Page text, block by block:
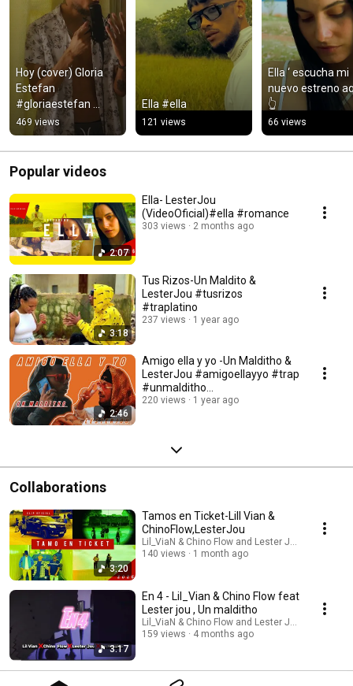
Hoy (cover) Gloria
Estefan
#gloriaestefan
#romance #musica
#love
469 views
Ella #ella
121 views
Ella ‘ escucha mi
nuevo estreno
👆
66 views
Popular videos
2:07
Ella- LesterJou
(VideoOficial)#ella #romance
303 views 2 months ago
3:18
Tus Rizos-Un Maldito &
LesterJou #tusrizos
#traplatino
237 views 1 year ago
2:46
Amigo ella y yo -Un Malditho &
LesterJou #amigoellayyo #trap
#unmalditho
#lesterjou@laclasse_
220 views 1 year ago
Collaborations
3:20
Tamos en Ticket-Lill Vian &
ChinoFlow,LesterJou
Lil_ViaN & Chino Flow and Lester Jou
140 views
1 month ago
3:17
En 4 - Lil_Vian & Chino Flow feat
Lester jou , Un malditho
Lil_ViaN & Chino Flow and Lester Jou
159 views
4 months ago